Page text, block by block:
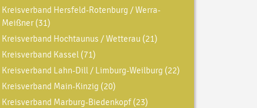
Kreisverband Hersfeld-Rotenburg / Werra-
Meißner(31)
Kreisverband Hochtaunus / Wetterau(21)
Kreisverband Kassel(71)
Kreisverband Lahn-Dill / Limburg-Weilburg (22)
Kreisverband Main-Kinzig (20)
Kreisverband Marburg-Biedenkopf(23)